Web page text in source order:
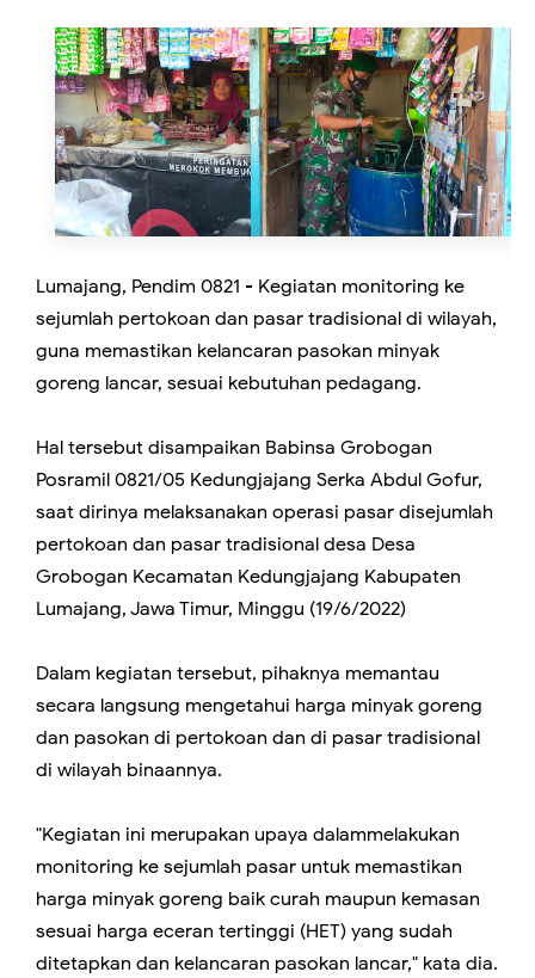
Lumajang, Pendim 0821 - Kegiatan monitoring ke
sejumlah pertokoan dan pasar tradisional di wilayah,
guna memastikan kelancaran pasokan minyak
goreng lancar, sesuai kebutuhan pedagang.
Hal tersebut disampaikan Babinsa Grobogan
Posramil 0821/05 Kedungjajang Serka Abdul Gofur,
saat dirinya melaksanakan operasi pasar disejumlah
pertokoan dan pasar tradisional desa Desa
Grobogan Kecamatan Kedungjajang Kabupaten
Lumajang, Jawa Timur, Minggu (19/6/2022)
Dalam kegiatan tersebut, pihaknya memantau
secara langsung mengetahui harga minyak goreng
dan pasokan di pertokoan dan di pasar tradisional
di wilayah binaannya.
"Kegiatan ini merupakan upaya dalammelakukan
monitoring ke sejumlah pasar untuk memastikan
harga minyak goreng baik curah maupun kemasan
sesuai harga eceran tertinggi (HET) yang sudah
ditetapkan dan kelancaran pasokan lancar," kata dia.